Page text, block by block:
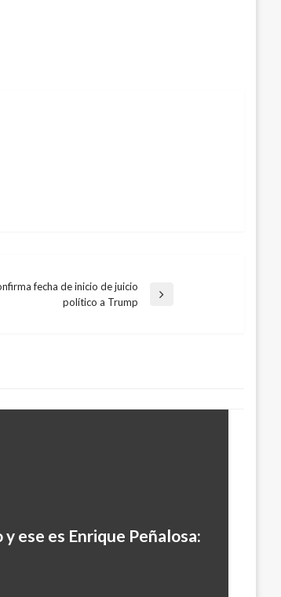
fecha de inicio de juicio
político a Trump
ese es Enrique Peñalosa: